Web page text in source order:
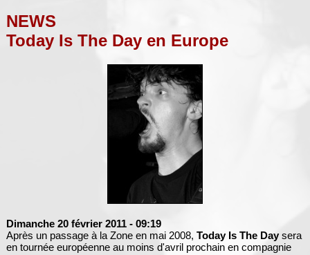
NEWS
Today Is The Day en Europe
Dimanche 20 février 2011 - 09:19
Après un passage à la Zone en mai 2008, Today Is The Daysera
en tournée européenne au moins d'avril prochain en compagnie